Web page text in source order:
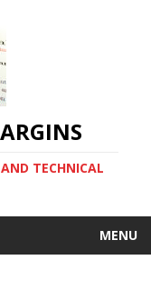
TECHNICAL
MENU